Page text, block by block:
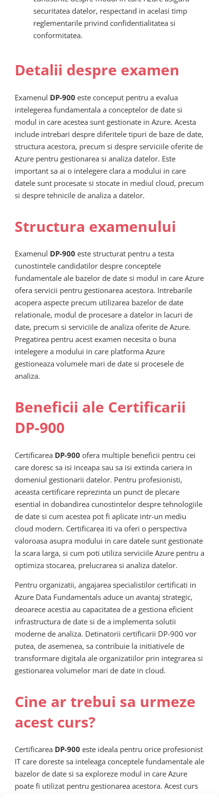
securitatea datelor, respectand in acelasi timp
reglementarile privind confidentialitatea si
conformitatea.
Detalii despre examen
Examenul DP-900 este conceput pentru a evalua
intelegerea fundamentala a conceptelor de date si
modul in care acestea sunt gestionate in Azure. Acesta
include intrebari despre diferitele tipuri de baze de date,
structura acestora, precum si despre serviciile oferite de
Azure pentru gestionarea si analiza datelor. Este
important sa ai o intelegere clara a modului in care
datele sunt procesate si stocate in mediul cloud, precum
si despre tehnicile de analiza a datelor.
Structura examenului
Examenul DP-900 este structurat pentru a testa
cunostintele candidatilor despre conceptele
fundamentale ale bazelor de date si modul in care Azure
ofera servicii pentru gestionarea acestora. Intrebarile
acopera aspecte precum utilizarea bazelor de date
relationale, modul de procesare a datelor in lacuri de
date, precum si serviciile de analiza oferite de Azure.
Pregatirea pentru acest examen necesita o buna
intelegere a modului in care platforma Azure
gestioneaza volumele mari de date si procesele de
analiza.
Beneficii ale Certificarii
DP-900
Certificarea DP-900 ofera multiple beneficii pentru cei
care doresc sa isi inceapa sau sa isi extinda cariera in
domeniul gestionarii datelor. Pentru profesionisti,
aceasta certificare reprezinta un punct de plecare
esential in dobandirea cunostintelor despre tehnologiile
de date si cum acestea pot fi aplicate intr-un mediu
cloud modern. Certificarea iti va oferi o perspectiva
valoroasa asupra modului in care datele sunt gestionate
la scara larga, si cum poti utiliza serviciile Azure pentru a
optimiza stocarea, prelucrarea si analiza datelor.
Pentru organizatii, angajarea specialistilor certificati in
Azure Data Fundamentals aduce un avantaj strategic,
deoarece acestia au capacitatea de a gestiona eficient
infrastructura de date si de a implementa solutii
moderne de analiza. Detinatorii certificarii DP-900 vor
putea, de asemenea, sa contribuie la initiativele de
transformare digitala ale organizatiilor prin integrarea si
gestionarea volumelor mari de date in cloud.
Cine ar trebui sa urmeze
acest curs?
Certificarea DP-900 este ideala pentru orice profesionist
IT care doreste sa inteleaga conceptele fundamentale ale
bazelor de date si sa exploreze modul in care Azure
poate fi utilizat pentru gestionarea acestora. Acest curs